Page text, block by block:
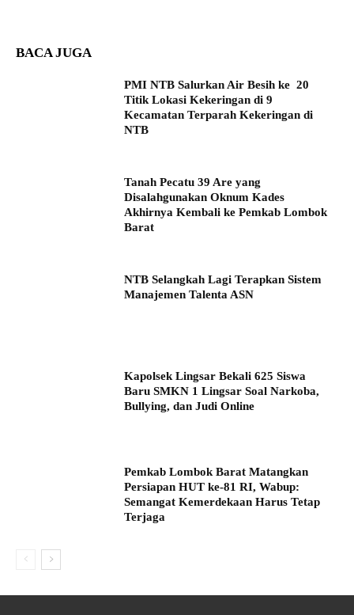
BACA JUGA
PMI NTB Salurkan Air Besih ke 20
Titik Lokasi Kekeringan di 9
Kecamatan Terparah Kekeringan di
NTB
Tanah Pecatu 39 Are yang
Disalahgunakan Oknum Kades
Akhirnya Kembali ke Pemkab Lombok
Barat
NTB Selangkah Lagi Terapkan Sistem
Manajemen Talenta ASN
Kapolsek Lingsar Bekali 625 Siswa
Baru SMKN 1 Lingsar Soal Narkoba,
Bullying, dan Judi Online
Pemkab Lombok Barat Matangkan
Persiapan HUT ke-81 RI, Wabup:
Semangat Kemerdekaan Harus Tetap
Terjaga